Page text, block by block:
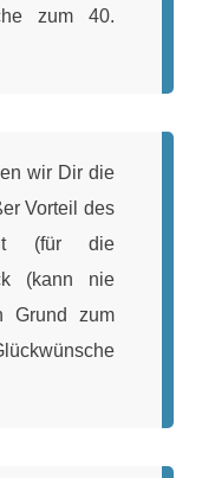
zum 40.
wir Dir die
Vorteil des
(für die
(kann nie
Grund zum